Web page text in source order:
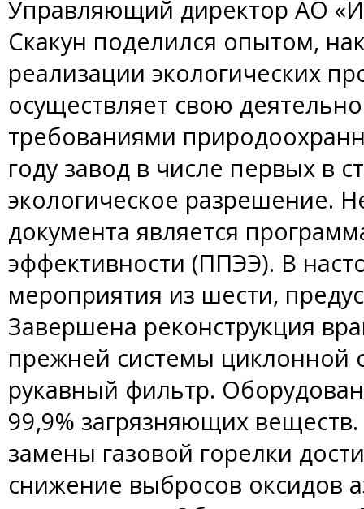
Управляющий директор АО
Скакун поделился опытом,
реализации экологических
осуществляет свою
требованиями
году завод в числе первых в
экологическое разрешение.
документа является
эффективности (ППЭЭ). В
мероприятия из шести,
Завершена реконструкция
прежней системы циклонной
рукавный фильтр.
99,9% загрязняющих
замены газовой горелки
снижение выбросов оксидов